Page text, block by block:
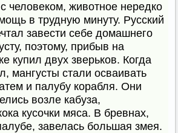
человеком, животное нередко
в трудную минуту. Русский
завести себе домашнего
поэтому, прибыв на
купил двух зверьков. Когда
мангусты стали осваивать
и палубу корабля. Они
возле кабуза,
кусочки мяса. В бревнах,
завелась большая змея.